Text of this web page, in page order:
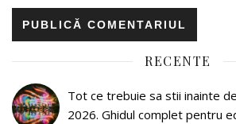
RECENTE
Tot ce trebuie sa stii inainte
2026. Ghidul complet pentru